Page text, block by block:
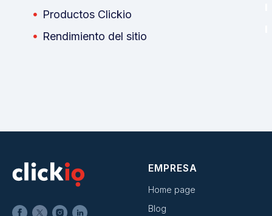
Productos Clickio
Rendimiento del sitio
EMPRESA
Home page
Blog